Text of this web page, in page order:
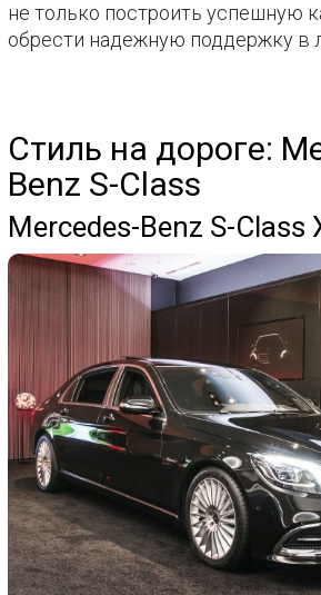
не только построить успешную
обрести надежную поддержку в
Стиль на дороге:
Benz S-Class
Mercedes-Benz S-Class